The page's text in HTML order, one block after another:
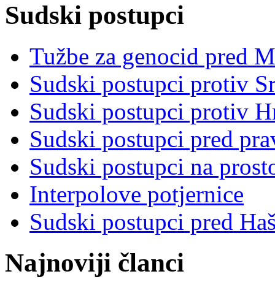
Sudski postupci
Tužbe za genocid pred
Sudski postupci protiv
Sudski postupci protiv
Sudski postupci pred
Sudski postupci na
Interpolove potjernice
Sudski postupci pred
Najnoviji članci